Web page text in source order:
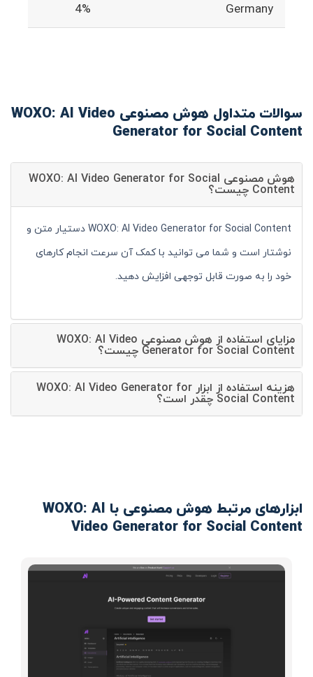
Germany
4%
سوالات متداول هوش مصنوعی WOXO: AI Video
Generator for Social Content
هوش مصنوعی WOXO: AI Video Generator for Social
Content چیست؟
WOXO: AI Video Generator for Social Content دستیار متن و
نوشتار است و شما می توانید با کمک آن سرعت انجام کارهای
خود را به صورت قابل توجهی افزایش دهید.
مزایای استفاده از هوش مصنوعی WOXO: AI Video
Generator for Social Content چیست؟
هزینه استفاده از ابزار WOXO: AI Video Generator for
Social Content چقدر است؟
ابزارهای مرتبط هوش مصنوعی با WOXO: AI
Video Generator for Social Content